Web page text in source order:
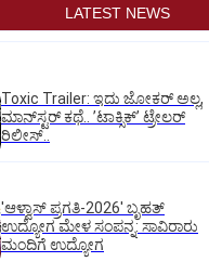
LATEST NEWS
Toxic Trailer: ಇದು ಜೋಕರ್‌ ಅಲ್ಲ,
ಮಾನ್‌ಸ್ಟರ್‌ ಕಥೆ.. ʼಟಾಕ್ಸಿಕ್‌ʼ ಟ್ರೇಲರ್‌
ರಿಲೀಸ್..
'ಆಳ್ವಾಸ್‌ ಪ್ರಗತಿ-2026' ಬೃಹತ್
ಉದ್ಯೋಗ ಮೇಳ ಸಂಪನ್ನ: ಸಾವಿರಾರು
ಮಂದಿಗೆ ಉದ್ಯೋಗ